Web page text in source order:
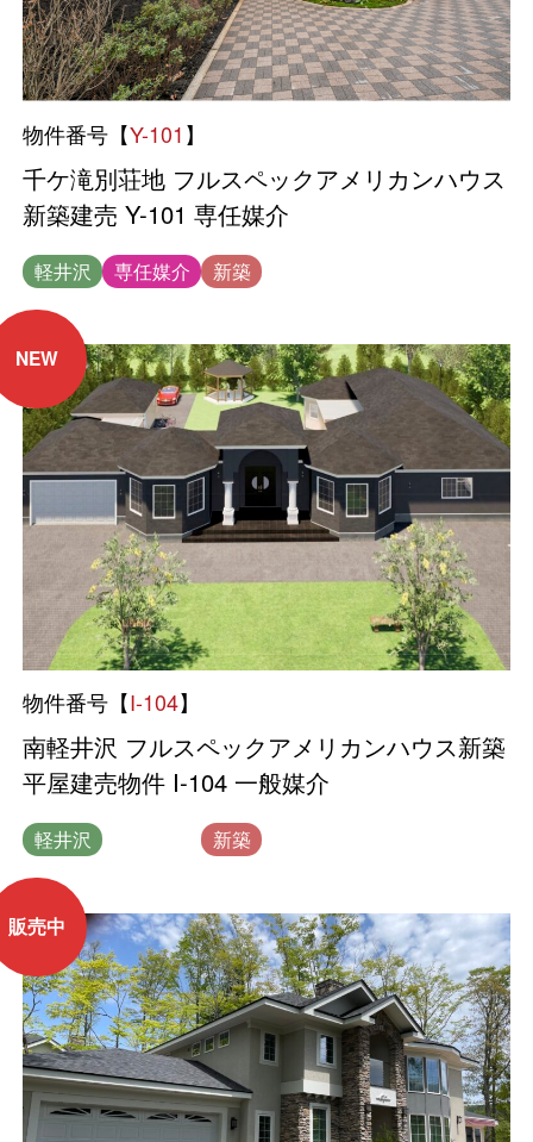
物件番号【Y-101】
千ケ滝別荘地 フルスペックアメリカンハウス
新築建売 Y-101 専任媒介
軽井沢 専任媒介 新築
NEW
物件番号【I-104】
南軽井沢 フルスペックアメリカンハウス新築
平屋建売物件 I-104 一般媒介
軽井沢 新築
販売中